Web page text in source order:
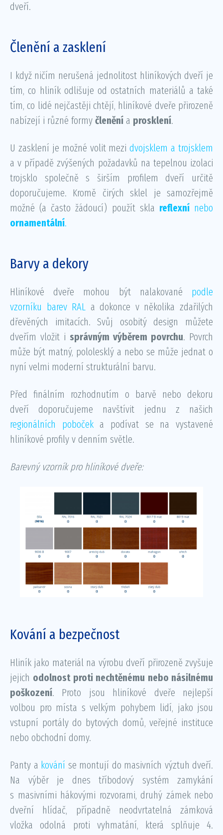
dveří.
Členění a zasklení
I když ničím nerušená jednolitost hliníkových dveří je
tím, co hliník odlišuje od ostatních materiálů a také
tím, co lidé nejčastěji chtějí, hliníkové dveře přirozeně
nabízejí i různé formy členění a prosklení.
U zasklení je možné volit mezidvojsklem a trojsklem
a v případě zvýšených požadavků na tepelnou izolaci
trojsklo společně s širším profilem dveří určitě
doporučujeme. Kromě čirých sklel je samozřejmě
možné (a často žádoucí) použít skla reflexnínebo
ornamentální.
Barvy a dekory
Hliníkové dveře mohou být nalakované podle
vzorníku barev RAL ​a dokonce v několika zdařilých
dřevěných imitacích​. Svůj osobitý design můžete
dveřím vložit i správným výběrem povrchu. Povrch
může být matný, pololesklý a nebo se může jednat o
nyní velmi moderní strukturální barvu.​
Před finálním rozhodnutím o barvě nebo dekoru
dveří doporučujeme navštívit jednu z našich
regionálních pobočeka podívat se na vystavené
hliníkové profily v denním světle.
Barevný vzorník pro hliníkové dveře:
Kování a bezpečnost
Hliník jako materiál na výrobu dveří přirozeně zvyšuje
jejich odolnost proti nechtěnému nebo násilnému
poškození. Proto jsou hliníkové dveře nejlepší
volbou pro místa s velkým pohybem lidí, jako jsou
vstupní portály do bytových domů, veřejné instituce
nebo obchodní domy.
Panty a kování se montují do masivních výztuh dveří.
Na výběr je dnes tříbodový systém zamykání
s masivními hákovými rozvorami, druhý zámek nebo
dveřní hlídač, případně neodvrtatelná zámková
vložka odolná proti vyhmatání, která splňuje 4.